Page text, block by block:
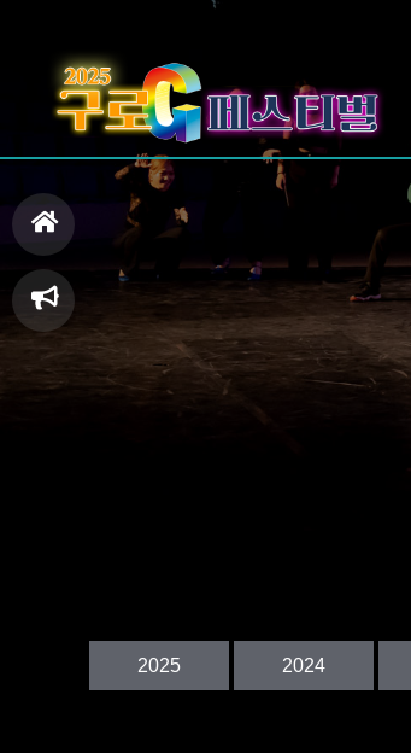
홈
축
2025 2024